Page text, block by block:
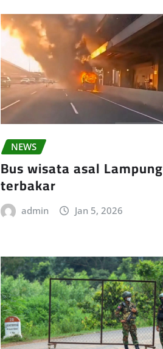
NEWS
Bus wisata asal Lampung
terbakar
admin Jan 5, 2026